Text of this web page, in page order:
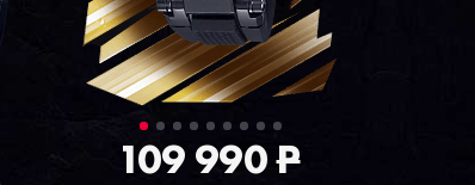
109 990P